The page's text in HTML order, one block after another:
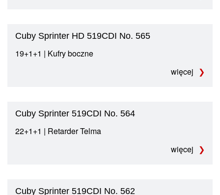
Cuby Sprinter HD 519CDI No. 565
19+1+1 | Kufry boczne
więcej
Cuby Sprinter 519CDI No. 564
22+1+1 | Retarder Telma
więcej
Cuby Sprinter 519CDI No. 562